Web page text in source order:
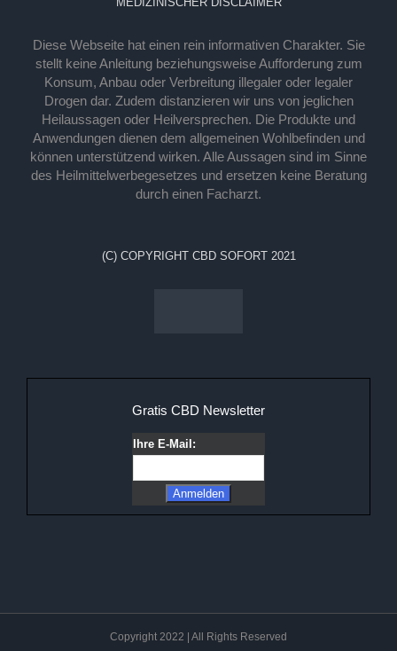
Diese Webseite hat einen rein informativen Charakter. Sie
stellt keine Anleitung beziehungsweise Aufforderung zum
Konsum, Anbau oder Verbreitung illegaler oder legaler
Drogen dar. Zudem distanzieren wir uns von jeglichen
Heilaussagen oder Heilversprechen. Die Produkte und
Anwendungen dienen dem allgemeinen Wohlbefinden und
können unterstützend wirken. Alle Aussagen sind im Sinne
des Heilmittelwerbegesetzes und ersetzen keine Beratung
durch einen Facharzt.
(C) COPYRIGHT CBD SOFORT 2021
Gratis CBD Newsletter
Ihre E-Mail:
Copyright 2022 | All Rights Reserved